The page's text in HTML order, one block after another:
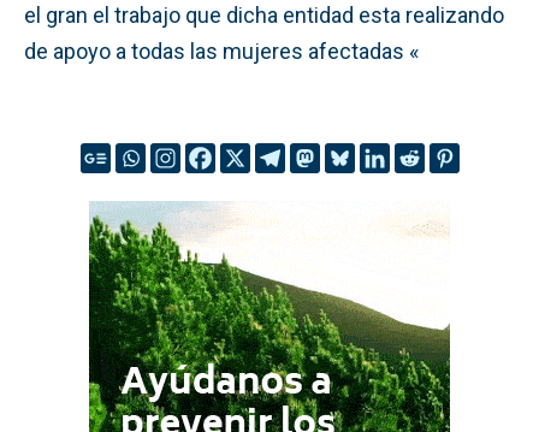
el gran el trabajo que dicha entidad esta realizando
de apoyo a todas las mujeres afectadas «